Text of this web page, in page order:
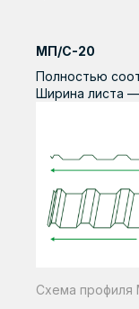
МП/С-20
Полностью
Ширина листа —
Схема